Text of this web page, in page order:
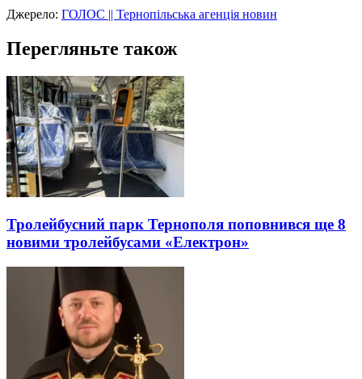
Джерело: ГОЛОС || Тернопільська агенція новин
Перегляньте також
Тролейбусний парк Тернополя поповнився ще 8
новими тролейбусами «Електрон»